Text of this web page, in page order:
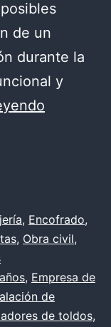
de un
durante la
y
, Encofrado,
, Obra civil,
, Empresa de
de
de toldos,